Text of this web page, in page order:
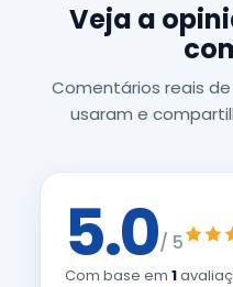
Veja a
Comentários reais
usaram e
5.0/ 5
Com base em 1